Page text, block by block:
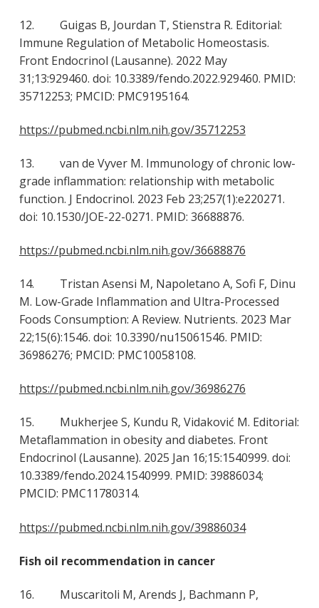
12. Guigas B, Jourdan T, Stienstra R. Editorial:
Immune Regulation of Metabolic Homeostasis.
Front Endocrinol (Lausanne). 2022 May
31;13:929460. doi: 10.3389/fendo.2022.929460. PMID:
35712253; PMCID: PMC9195164.
https://pubmed.ncbi.nlm.nih.gov/35712253
13. van de Vyver M. Immunology of chronic low-
grade inflammation: relationship with metabolic
function. J Endocrinol. 2023 Feb 23;257(1):e220271.
doi: 10.1530/JOE-22-0271. PMID: 36688876.
https://pubmed.ncbi.nlm.nih.gov/36688876
14. Tristan Asensi M, Napoletano A, Sofi F, Dinu
M. Low-Grade Inflammation and Ultra-Processed
Foods Consumption: A Review. Nutrients. 2023 Mar
22;15(6):1546. doi: 10.3390/nu15061546. PMID:
36986276; PMCID: PMC10058108.
https://pubmed.ncbi.nlm.nih.gov/36986276
15. Mukherjee S, Kundu R, Vidaković M. Editorial:
Metaflammation in obesity and diabetes. Front
Endocrinol (Lausanne). 2025 Jan 16;15:1540999. doi:
10.3389/fendo.2024.1540999. PMID: 39886034;
PMCID: PMC11780314.
https://pubmed.ncbi.nlm.nih.gov/39886034
Fish oil recommendation in cancer
16. Muscaritoli M, Arends J, Bachmann P,